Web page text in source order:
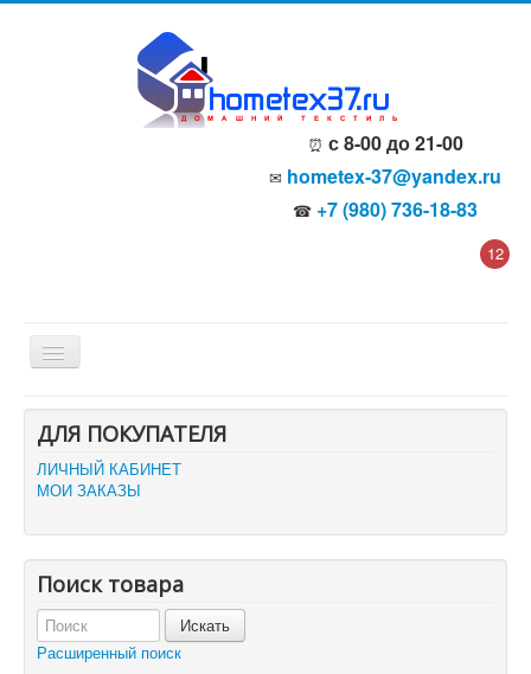
⏰ с 8-00 до 21-00
✉ hometex-37@yandex.ru
☎ +7 (980) 736-18-83
12
Главная
О компании
Политика безопасности
Пользовательское соглашение
Корзина
Отложенные товары
Вы здесь: Главная
ДЛЯ ПОКУПАТЕЛЯ
ЛИЧНЫЙ КАБИНЕТ
МОИ ЗАКАЗЫ
Поиск товара
Расширенный поиск